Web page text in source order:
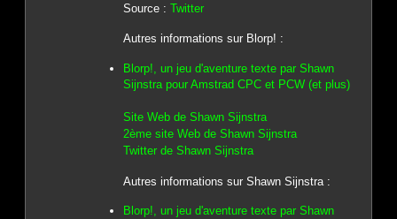
Source : Twitter
Autres informations sur Blorp! :
Blorp!, un jeu d'aventure texte par Shawn
Sijnstra pour Amstrad CPC et PCW (et plus)
Site Web de Shawn Sijnstra
2ème site Web de Shawn Sijnstra
Twitter de Shawn Sijnstra
Autres informations sur Shawn Sijnstra :
Blorp!, un jeu d'aventure texte par Shawn